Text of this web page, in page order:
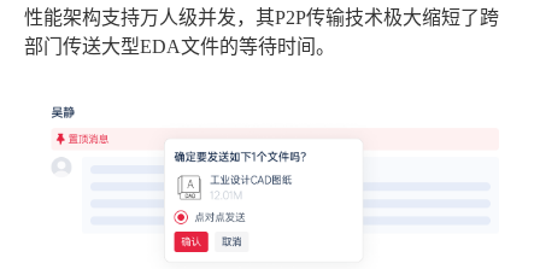
性能架构支持万人级并发，其P2P传输技术极大缩短了跨
部门传送大型EDA文件的等待时间。